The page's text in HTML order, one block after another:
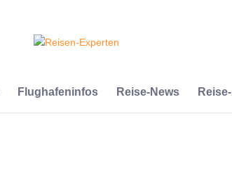
Flughafeninfos Reise-News